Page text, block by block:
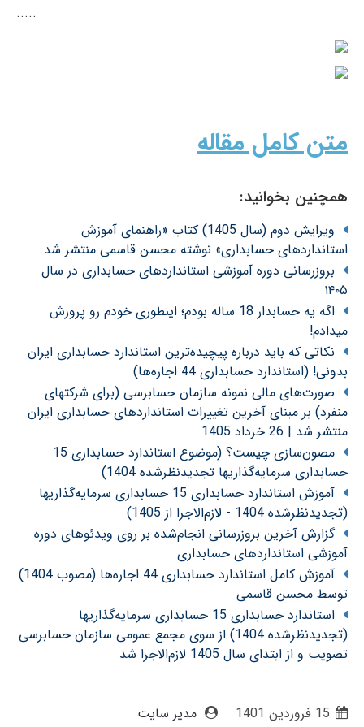
.....
متن کامل مقاله
همچنین بخوانید:
ویرایش دوم (سال 1405) کتاب «راهنمای آموزش
استانداردهای حسابداری» نوشته محسن قاسمی منتشر شد
بروزرسانی دوره آموزشی استانداردهای حسابداری در سال
۱۴۰۵
اگه یه حسابدار 18 ساله بودم؛ اینطوری خودم رو پرورش
میدادم!
نکاتی که باید درباره پیچیده‌ترین استاندارد حسابداری ایران
بدونی! (استاندارد حسابداری 44 اجاره‌ها)
صورت‌های مالی نمونه سازمان حسابرسی (برای شرکتهای
منفرد) بر مبنای آخرین تغییرات استانداردهای حسابداری ایران
منتشر شد | 26 خرداد 1405
مصون‌سازی چیست؟ (موضوع استاندارد حسابداری 15
حسابداری سرمایه‌گذاریها تجدیدنظرشده 1404)
آموزش استاندارد حسابداری 15 حسابداری سرمایه‌گذاریها
(تجدیدنظرشده 1404 - لازم‌الاجرا از 1405)
گزارش آخرین بروزرسانی انجام‌شده بر روی ویدئوهای دوره
آموزشی استانداردهای حسابداری
آموزش کامل استاندارد حسابداری 44 اجاره‌ها (مصوب 1404)
توسط محسن قاسمی
استاندارد حسابداری 15 حسابداری سرمایه‌گذاریها
(تجدیدنظرشده 1404) از سوی مجمع عمومی سازمان حسابرسی
تصویب و از ابتدای سال 1405 لازم‌الاجرا شد
15 فروردین 1401 مدیر سایت